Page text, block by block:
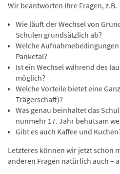
Wir beantworten Ihre Fragen, z.B.
Wie läuft der Wechsel von
Schulen grundsätzlich ab?
Welche
Panketal?
Ist ein Wechsel während des
möglich?
Welche Vorteile bietet eine
Trägerschaft)?
Was genau beinhaltet das
nunmehr 17. Jahr behutsam
Gibt es auch Kaffee und
Letzteres können wir jetzt schon
anderen Fragen natürlich auch –